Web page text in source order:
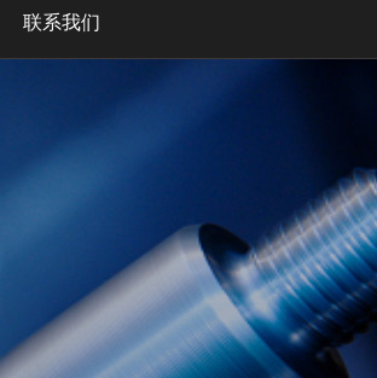
联系我们